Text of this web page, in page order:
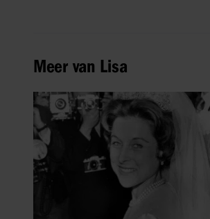
Meer van Lisa